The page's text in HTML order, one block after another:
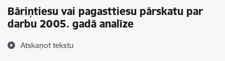
Bāriņtiesu vai pagasttiesu pārskatu par
darbu 2005. gadā analīze
Atskaņot tekstu